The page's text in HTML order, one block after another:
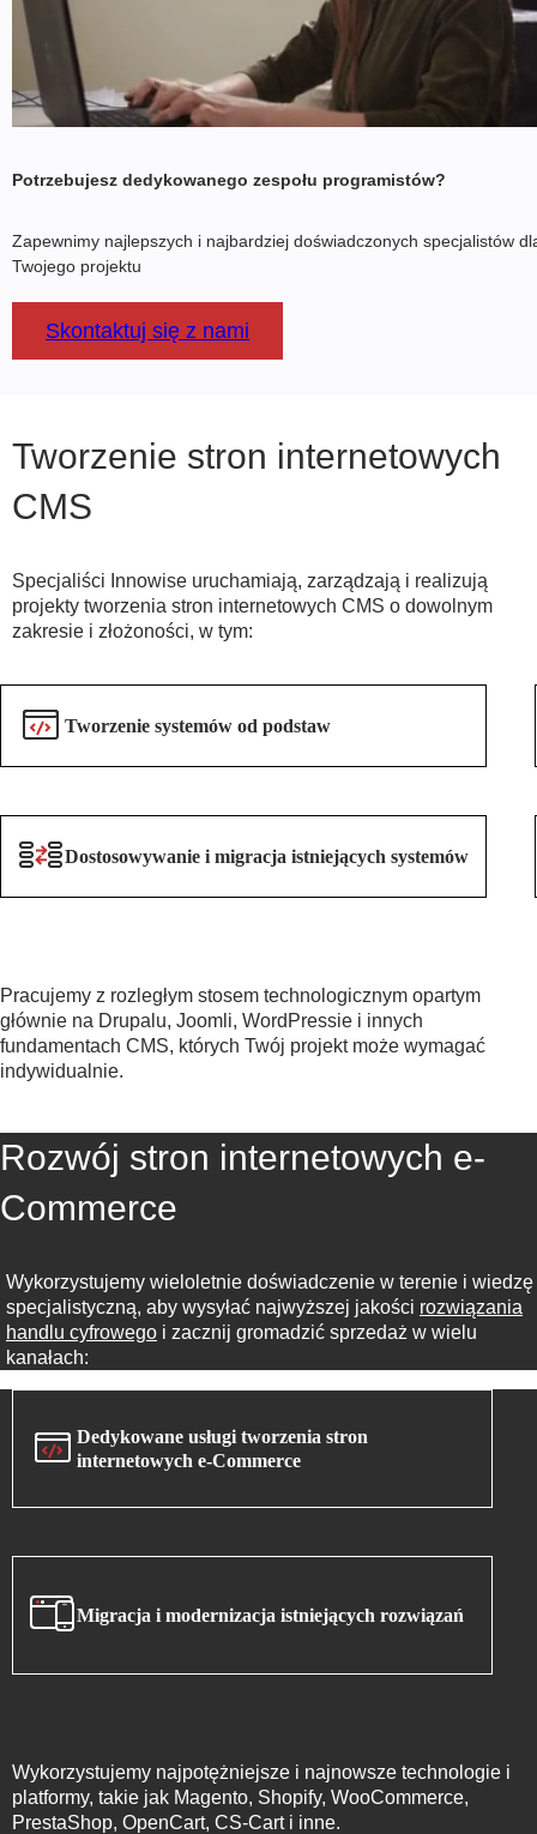
Potrzebujesz dedykowanego zespołu programistów?
Zapewnimy najlepszych i najbardziej doświadczonych specjalistów
Twojego projektu
Skontaktuj się z nami
Tworzenie stron internetowych
CMS
Specjaliści Innowise uruchamiają, zarządzają i realizują
projekty tworzenia stron internetowych CMS o dowolnym
zakresie i złożoności, w tym:
Tworzenie systemów od podstaw
Dostosowywanie i migracja istniejących systemów
Pracujemy z rozległym stosem technologicznym opartym
głównie na Drupalu, Joomli, WordPressie i innych
fundamentach CMS, których Twój projekt może wymagać
indywidualnie.
Rozwój stron internetowych e-
Commerce
Wykorzystujemy wieloletnie doświadczenie w terenie i wiedzę
specjalistyczną, aby wysyłać najwyższej jakości rozwiązania
handlu cyfrowego i zacznij gromadzić sprzedaż w wielu
kanałach:
Dedykowane usługi tworzenia stron
internetowych e-Commerce
Migracja i modernizacja istniejących rozwiązań
Wykorzystujemy najpotężniejsze i najnowsze technologie i
platformy, takie jak Magento, Shopify, WooCommerce,
PrestaShop, OpenCart, CS-Cart i inne.